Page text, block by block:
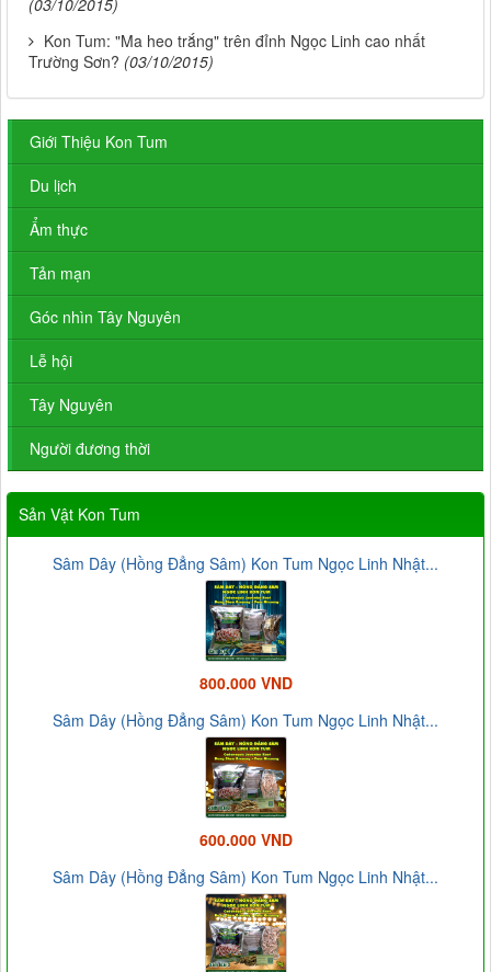
Kon Tum: "Ma heo trắng" trên đỉnh Ngọc Linh cao nhất
Trường Sơn? (03/10/2015)
Giới Thiệu Kon Tum
Du lịch
Ẩm thực
Tản mạn
Góc nhìn Tây Nguyên
Lễ hội
Tây Nguyên
Người đương thời
Sản Vật Kon Tum
Sâm Dây (Hồng Đẳng Sâm) Kon Tum Ngọc Linh Nhật...
800.000 VND
Sâm Dây (Hồng Đẳng Sâm) Kon Tum Ngọc Linh Nhật...
600.000 VND
Sâm Dây (Hồng Đẳng Sâm) Kon Tum Ngọc Linh Nhật...